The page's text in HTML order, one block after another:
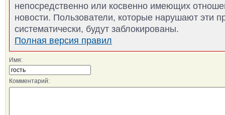
непосредственно или косвенно имеющих
новости. Пользователи, которые нарушают эти
систематически, будут заблокированы.
Полная версия правил
Имя:
Комментарий: